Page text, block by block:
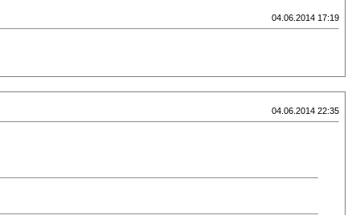
04.06.2014 17:19
04.06.2014 22:35